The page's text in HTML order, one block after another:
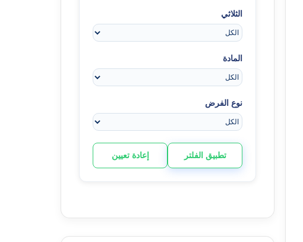
الثلاثي
المادة
نوع الفرض
تطبيق الفلتر إعادة تعيين